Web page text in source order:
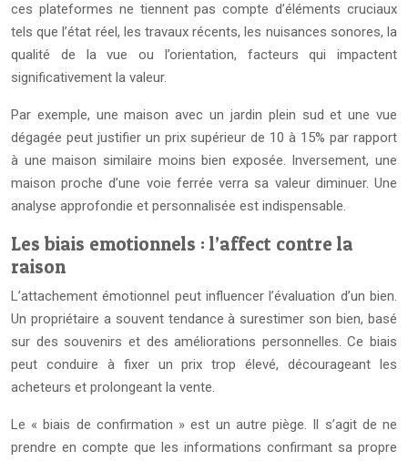
ces plateformes ne tiennent pas compte d’éléments cruciaux
tels que l’état réel, les travaux récents, les nuisances sonores, la
qualité de la vue ou l’orientation, facteurs qui impactent
significativement la valeur.
Par exemple, une maison avec un jardin plein sud et une vue
dégagée peut justifier un prix supérieur de 10 à 15% par rapport
à une maison similaire moins bien exposée. Inversement, une
maison proche d’une voie ferrée verra sa valeur diminuer. Une
analyse approfondie et personnalisée est indispensable.
Les biais emotionnels : l’affect contre la
raison
L’attachement émotionnel peut influencer l’évaluation d’un bien.
Un propriétaire a souvent tendance à surestimer son bien, basé
sur des souvenirs et des améliorations personnelles. Ce biais
peut conduire à fixer un prix trop élevé, décourageant les
acheteurs et prolongeant la vente.
Le « biais de confirmation » est un autre piège. Il s’agit de ne
prendre en compte que les informations confirmant sa propre